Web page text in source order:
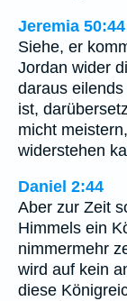
Jeremia 50:44
Siehe, er
Jordan wider
daraus
ist,
micht
widerstehen
Daniel 2:44
Aber zur Zeit
Himmels ein
nimmermehr
wird auf kein
diese